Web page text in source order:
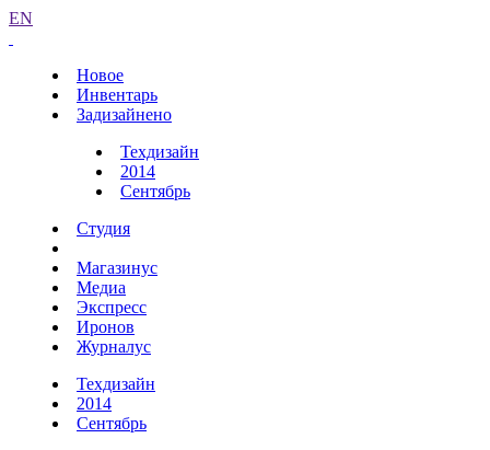
EN
Новое
Инвентарь
Задизайнено
Техдизайн
2014
Сентябрь
Студия
Магазинус
Медиа
Экспресс
Иронов
Журналус
Техдизайн
2014
Сентябрь